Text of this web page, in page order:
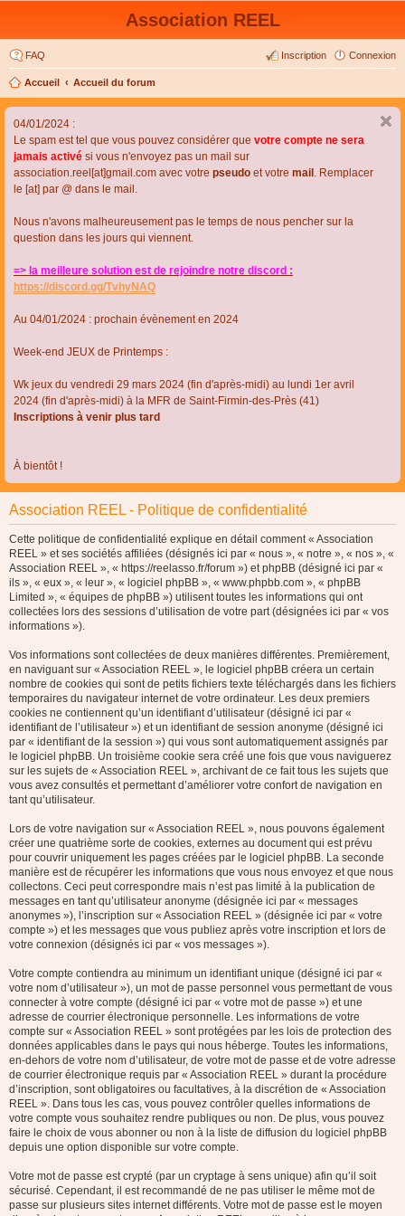
Association REEL
FAQ Connexion
Inscription
Accueil Accueil du forum
04/01/2024 :
Le spam est tel que vous pouvez considérer que votre compte ne sera
jamais activé si vous n'envoyez pas un mail sur
association.reel[at]gmail.com avec votre pseudo et votre mail . Remplacer
le [at] par @ dans le mail.
Nous n'avons malheureusement pas le temps de nous pencher sur la
question dans les jours qui viennent.
=> la meilleure solution est de rejoindre notre discord :
https://discord.gg/TvhyNAQ
Au 04/01/2024 : prochain évènement en 2024
Week-end JEUX de Printemps :
Wk jeux du vendredi 29 mars 2024 (fin d'après-midi) au lundi 1er avril
2024 (fin d'après-midi) à la MFR de Saint-Firmin-des-Près (41)
Inscriptions à venir plus tard
À bientôt !
Association REEL - Politique de confidentialité
Cette politique de confidentialité explique en détail comment « Association
REEL » et ses sociétés affiliées (désignés ici par « nous », « notre », « nos », «
Association REEL », « https://reelasso.fr/forum ») et phpBB (désigné ici par «
ils », « eux », « leur », « logiciel phpBB », « www.phpbb.com », « phpBB
Limited », « équipes de phpBB ») utilisent toutes les informations qui ont
collectées lors des sessions d’utilisation de votre part (désignées ici par « vos
informations »).
Vos informations sont collectées de deux manières différentes. Premièrement,
en naviguant sur « Association REEL », le logiciel phpBB créera un certain
nombre de cookies qui sont de petits fichiers texte téléchargés dans les fichiers
temporaires du navigateur internet de votre ordinateur. Les deux premiers
cookies ne contiennent qu’un identifiant d’utilisateur (désigné ici par «
identifiant de l’utilisateur ») et un identifiant de session anonyme (désigné ici
par « identifiant de la session ») qui vous sont automatiquement assignés par
le logiciel phpBB. Un troisième cookie sera créé une fois que vous naviguerez
sur les sujets de « Association REEL », archivant de ce fait tous les sujets que
vous avez consultés et permettant d’améliorer votre confort de navigation en
tant qu’utilisateur.
Lors de votre navigation sur « Association REEL », nous pouvons également
créer une quatrième sorte de cookies, externes au document qui est prévu
pour couvrir uniquement les pages créées par le logiciel phpBB. La seconde
manière est de récupérer les informations que vous nous envoyez et que nous
collectons. Ceci peut correspondre mais n’est pas limité à la publication de
messages en tant qu’utilisateur anonyme (désignée ici par « messages
anonymes »), l’inscription sur « Association REEL » (désignée ici par « votre
compte ») et les messages que vous publiez après votre inscription et lors de
votre connexion (désignés ici par « vos messages »).
Votre compte contiendra au minimum un identifiant unique (désigné ici par «
votre nom d’utilisateur »), un mot de passe personnel vous permettant de vous
connecter à votre compte (désigné ici par « votre mot de passe ») et une
adresse de courrier électronique personnelle. Les informations de votre
compte sur « Association REEL » sont protégées par les lois de protection des
données applicables dans le pays qui nous héberge. Toutes les informations,
en-dehors de votre nom d’utilisateur, de votre mot de passe et de votre adresse
de courrier électronique requis par « Association REEL » durant la procédure
d’inscription, sont obligatoires ou facultatives, à la discrétion de « Association
REEL ». Dans tous les cas, vous pouvez contrôler quelles informations de
votre compte vous souhaitez rendre publiques ou non. De plus, vous pouvez
faire le choix de vous abonner ou non à la liste de diffusion du logiciel phpBB
depuis une option disponible sur votre compte.
Votre mot de passe est crypté (par un cryptage à sens unique) afin qu’il soit
sécurisé. Cependant, il est recommandé de ne pas utiliser le même mot de
passe sur plusieurs sites internet différents. Votre mot de passe est le moyen